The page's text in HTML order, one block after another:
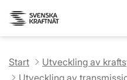
Start
Utveckling av
Utveckling av